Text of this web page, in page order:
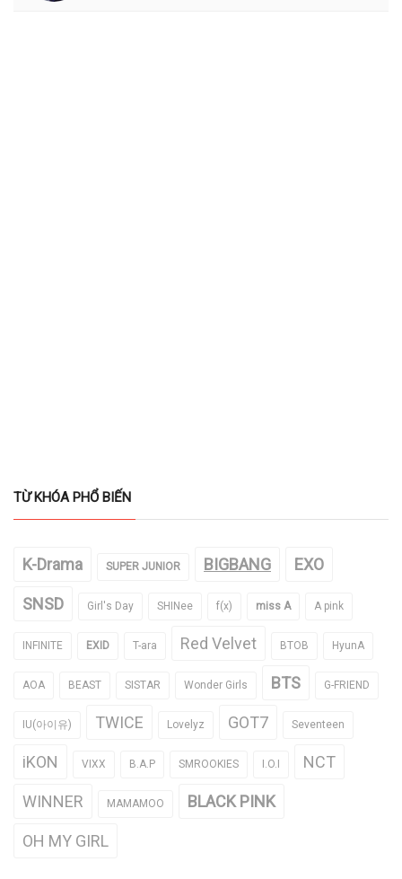
TỪ KHÓA PHỔ BIẾN
K-Drama SUPER JUNIOR BIGBANG EXO
SNSD Girl's Day SHINee f(x) miss A A pink
INFINITE EXID T-ara Red Velvet BTOB HyunA
AOA BEAST SISTAR Wonder Girls BTS G-FRIEND
IU(아이유) TWICE Lovelyz GOT7 Seventeen
iKON VIXX B.A.P SMROOKIES I.O.I NCT
WINNER MAMAMOO BLACK PINK
OH MY GIRL